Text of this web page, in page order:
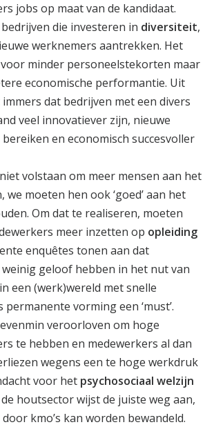
jobs op maat van de kandidaat.
die investeren in diversiteit,
werknemers aantrekken. Het
minder personeelstekorten maar
economische performantie. Uit
dat bedrijven met een divers
veel innovatiever zijn, nieuwe
en economisch succesvoller
volstaan om meer mensen aan het
moeten hen ook ‘goed’ aan het
Om dat te realiseren, moeten
meer inzetten op opleiding
enquêtes tonen aan dat
geloof hebben in het nut van
een (werk)wereld met snelle
vorming een ‘must’.
veroorloven om hoge
te hebben en medewerkers al dan
wegens een te hoge werkdruk
voor het psychosociaal welzijn
houtsector wijst de juiste weg aan,
kmo’s kan worden bewandeld.